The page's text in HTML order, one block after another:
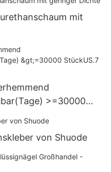
mit
>=30000
von Shuode